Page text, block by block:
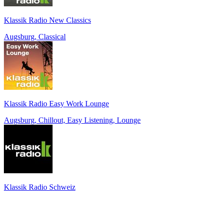
Klassik Radio New Classics
Augsburg, Classical
Klassik Radio Easy Work Lounge
Augsburg, Chillout, Easy Listening, Lounge
Klassik Radio Schweiz